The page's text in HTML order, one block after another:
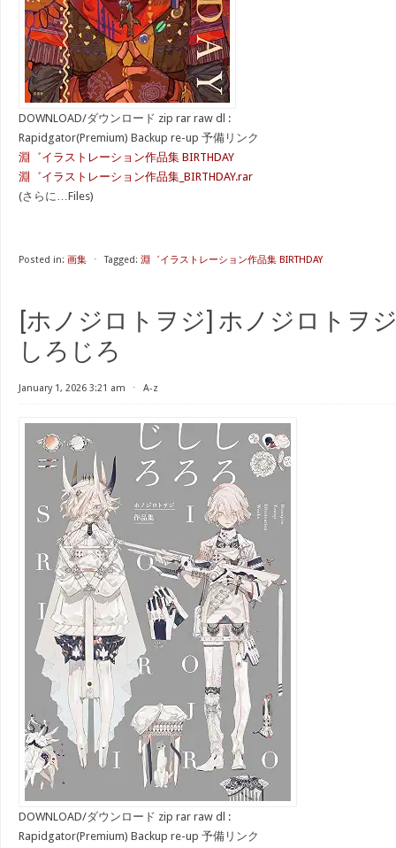
DOWNLOAD/ダウンロード zip rar raw dl :
Rapidgator(Premium) Backup re-up 予備リンク
淵゛イラストレーション作品集 BIRTHDAY
淵゛イラストレーション作品集_BIRTHDAY.rar
(さらに…Files)
Posted in: 画集 ⋅ Tagged: 淵゛イラストレーション作品集 BIRTHDAY
[ホノジロトヲジ] ホノジロトヲ
しろじろ
January 1, 2026 3:21 am ⋅ A-z
DOWNLOAD/ダウンロード zip rar raw dl :
Rapidgator(Premium) Backup re-up 予備リンク